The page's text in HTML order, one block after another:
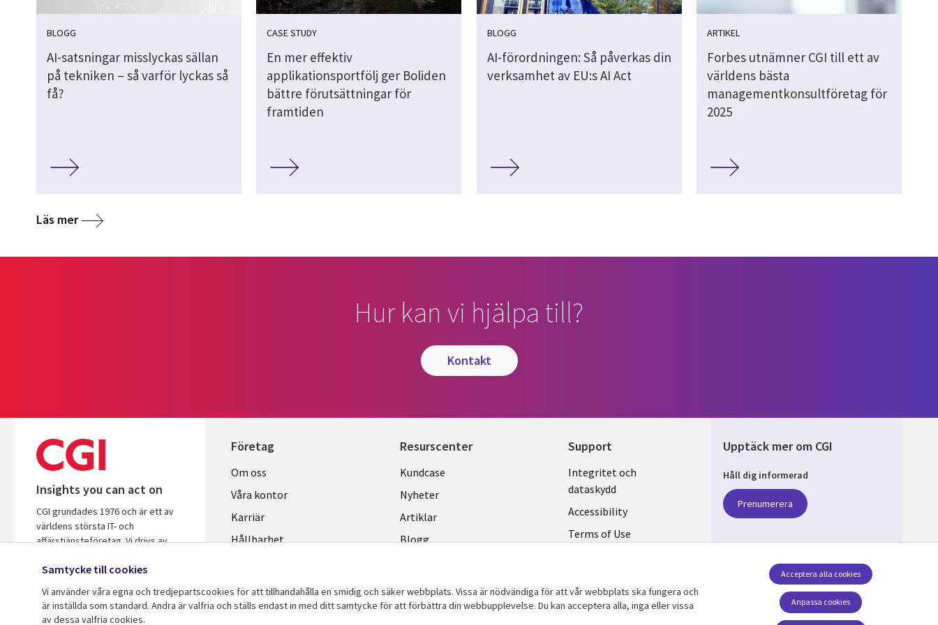
BLOGG
AI-satsningar misslyckas sällan
på tekniken – så varför lyckas så
få?
CASE STUDY
En mer effektiv
applikationsportfölj ger Boliden
bättre förutsättningar för
framtiden
BLOGG
AI-förordningen: Så påverkas din
verksamhet av EU:s AI Act
ARTIKEL
Forbes utnämner CGI till ett av
världens bästa
managementkonsultföretag för
2025
Läs mer
Hur kan vi hjälpa till?
kontakt
Insights you can act on
CGI grundades 1976 och är ett av
världens största IT- och
affärstjänsteföretag. Vi drivs av
hjälpa företag och organisationer att
öka avkastningen på sina
investeringar.
Företag
Useful
links
SWEDEN
Om oss
Våra kontor
Karriär
Hållbarhet
Resurscenter
Library
Links
SWEDEN
Kundcase
Nyheter
Artiklar
Blogg
Support
Legal
SWEDEN
Integritet och
dataskydd
Accessibility
Terms of Use
Upptäck mer om CGI
Håll dig informerad
Prenumerera
Samtycke till cookies
Vi använder våra egna och tredjepartscookies för att tillhandahålla en smidig och säker webbplats. Vissa är nödvändiga för att vår webbplats ska fungera och
är inställda som standard. Andra är valfria och ställs endast in med ditt samtycke för att förbättra din webbupplevelse. Du kan acceptera alla, inga eller vissa
av dessa valfria cookies.
Anpassa cookies
Acceptera alla cookies